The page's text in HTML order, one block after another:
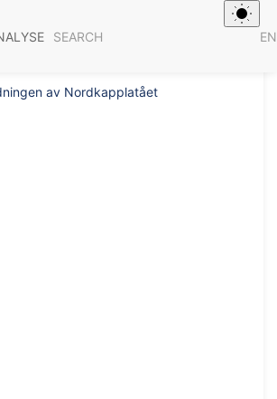
SEARCH EN
av Nordkapplatået